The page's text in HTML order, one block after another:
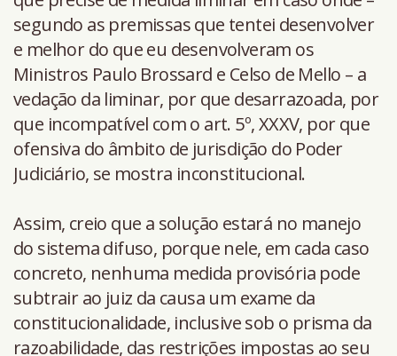
segundo as premissas que tentei desenvolver
e melhor do que eu desenvolveram os
Ministros Paulo Brossard e Celso de Mello – a
vedação da liminar, por que desarrazoada, por
que incompatível com o art. 5º, XXXV, por que
ofensiva do âmbito de jurisdição do Poder
Judiciário, se mostra inconstitucional.
Assim, creio que a solução estará no manejo
do sistema difuso, porque nele, em cada caso
concreto, nenhuma medida provisória pode
subtrair ao juiz da causa um exame da
constitucionalidade, inclusive sob o prisma da
razoabilidade, das restrições impostas ao seu